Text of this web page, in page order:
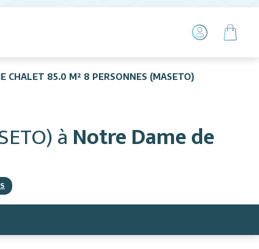
CHALET 85.0 M² 8 PERSONNES (MASETO)
à Notre Dame de